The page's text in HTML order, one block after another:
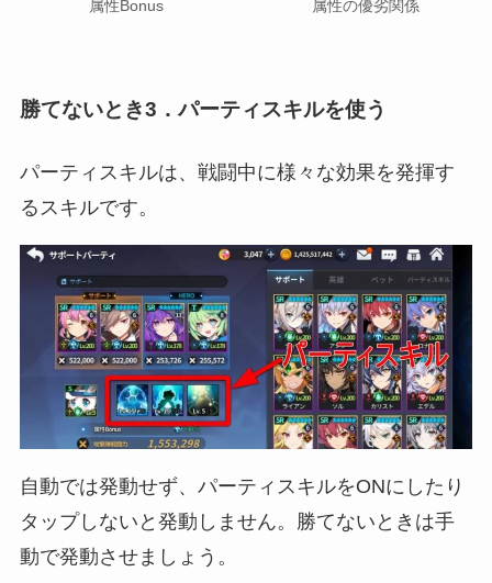
属性Bonus 属性の優劣関係
勝てないとき3．パーティスキルを使う
パーティスキルは、戦闘中に様々な効果を発揮す
るスキルです。
自動では発動せず、パーティスキルをONにしたり
タップしないと発動しません。勝てないときは手
動で発動させましょう。